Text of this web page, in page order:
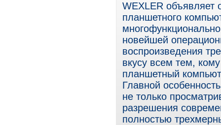
WEXLER объявляет
планшетного
новейшей
воспроизведения
вкусу всем тем,
планшетный
Главной
не только
разрешения
полностью